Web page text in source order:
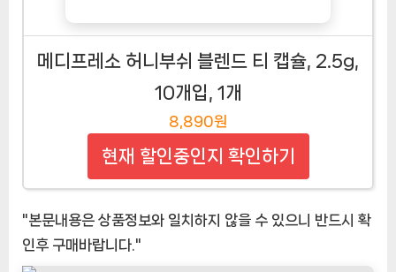
메디프레소 허니부쉬 블렌드 티 캡슐, 2.5g,
10개입, 1개
8,890원
현재 할인중인지 확인하기
"본문내용은 상품정보와 일치하지 않을 수 있으니 반드시 확
인후 구매바랍니다."